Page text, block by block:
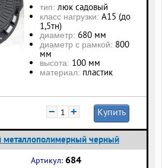
тип: люк садовый
класс нагрузки: А15 (до
1,5тн)
диаметр: 680 мм
диаметр с рамкой: 800
мм
высота: 100 мм
материал: пластик
− + Купить
металлополимерный черный
Артикул: 684